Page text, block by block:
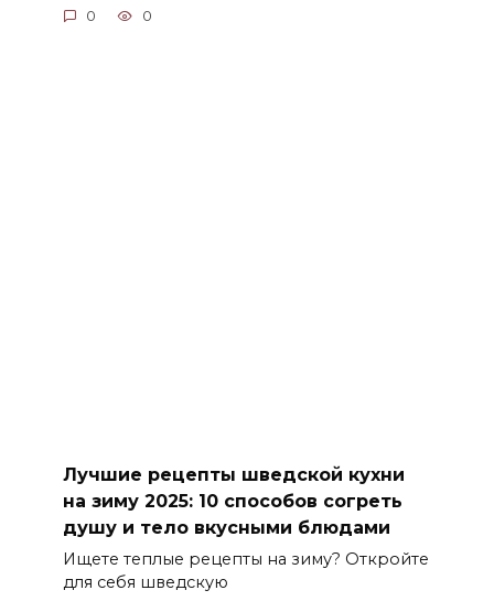
0 0
Лучшие рецепты шведской кухни
на зиму 2025: 10 способов согреть
душу и тело вкусными блюдами
Ищете теплые рецепты на зиму? Откройте
для себя шведскую